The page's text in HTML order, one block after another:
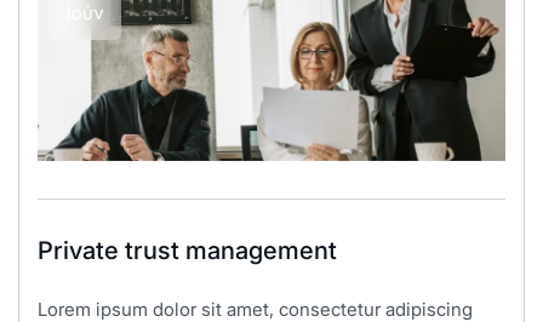
Ιούν
Private trust management
Lorem ipsum dolor sit amet, consectetur adipiscing